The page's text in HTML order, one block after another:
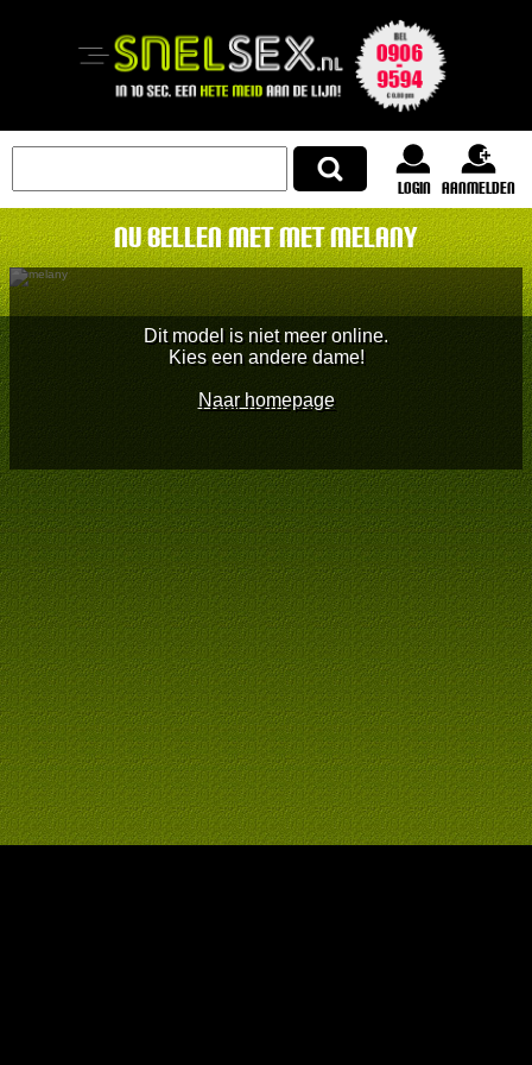
login Aanmelden
Nu bellen met met melany
Dit model is niet meer online.
Kies een andere dame!
Naar homepage